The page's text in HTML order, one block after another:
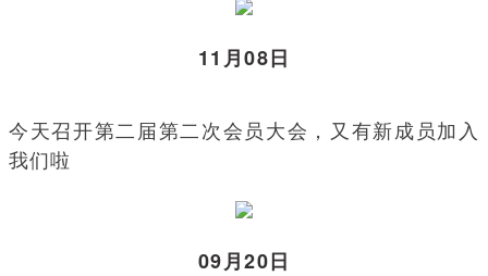
11月08日
今天召开第二届第二次会员大会，又有新成员加入
我们啦
09月20日